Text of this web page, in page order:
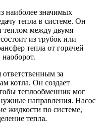
наиболее значимых
тепла в системе. Он
теплом между двумя
из трубок или
тепла от горячей
ответственным за
котла. Он создает
теплообменник мог
направления. Насос
жидкости по системе,
тепла.